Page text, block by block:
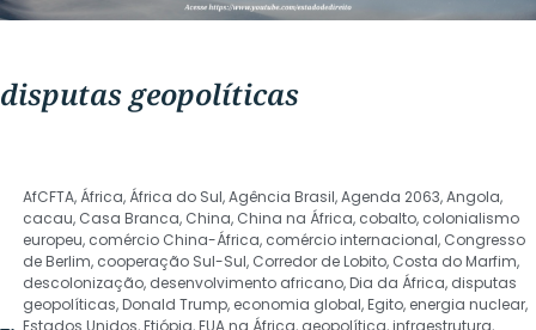
disputas geopolíticas
AfCFTA, África, África do Sul,Agência Brasil,Agenda 2063,Angola,
cacau, Casa Branca, China, China na África, cobalto, colonialismo
europeu, comércio China-África, comércio internacional, Congresso
de Berlim, cooperação Sul-Sul, Corredor de Lobito, Costa do Marfim,
descolonização, desenvolvimento africano,Dia da África, disputas
geopolíticas,Donald Trump, economia global,Egito, energia nuclear,
Estados Unidos,Etiópia,EUA na África, geopolítica,infraestrutura,